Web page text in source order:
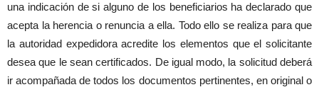
una indicación de si alguno de los beneficiarios ha declarado que
acepta la herencia o renuncia a ella. Todo ello se realiza para que
la autoridad expedidora acredite los elementos que el solicitante
desea que le sean certificados. De igual modo, la solicitud deberá
ir acompañada de todos los documentos pertinentes, en original o